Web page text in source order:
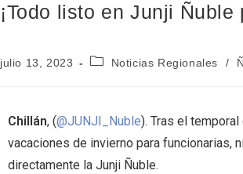
¡Todo listo en Junji
julio 13, 2023 Noticias Regionales /
Chillán, (@JUNJI_Nuble). Tras el
vacaciones de invierno para funcionarias,
directamente la Junji Ñuble.